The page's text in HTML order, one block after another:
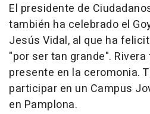
El presidente de
también ha celebrado el
Jesús Vidal, al que ha
"por ser tan grande".
presente en la ceromonia.
participar en un Campus
en Pamplona.